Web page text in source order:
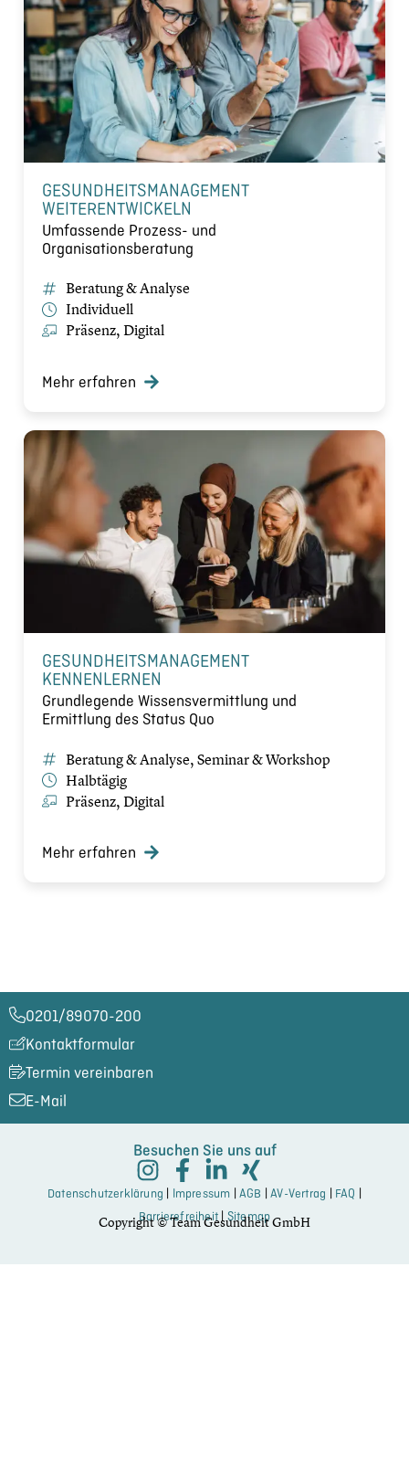
GESUNDHEITSMANAGEMENT
WEITERENTWICKELN
Umfassende Prozess- und
Organisationsberatung
Beratung & Analyse
Individuell
Präsenz, Digital
Mehr erfahren
GESUNDHEITSMANAGEMENT
KENNENLERNEN
Grundlegende Wissensvermittlung und
Ermittlung des Status Quo
Beratung & Analyse, Seminar & Workshop
Halbtägig
Präsenz, Digital
Mehr erfahren
0201/89070-200​
Kontaktformular
Termin vereinbaren
E-Mail
Besuchen Sie uns auf
Datenschutzerklärung | Impressum |AGB |AV-Vertrag | FAQ |
Barrierefreiheit | Sitemap
Copyright © Team Gesundheit GmbH